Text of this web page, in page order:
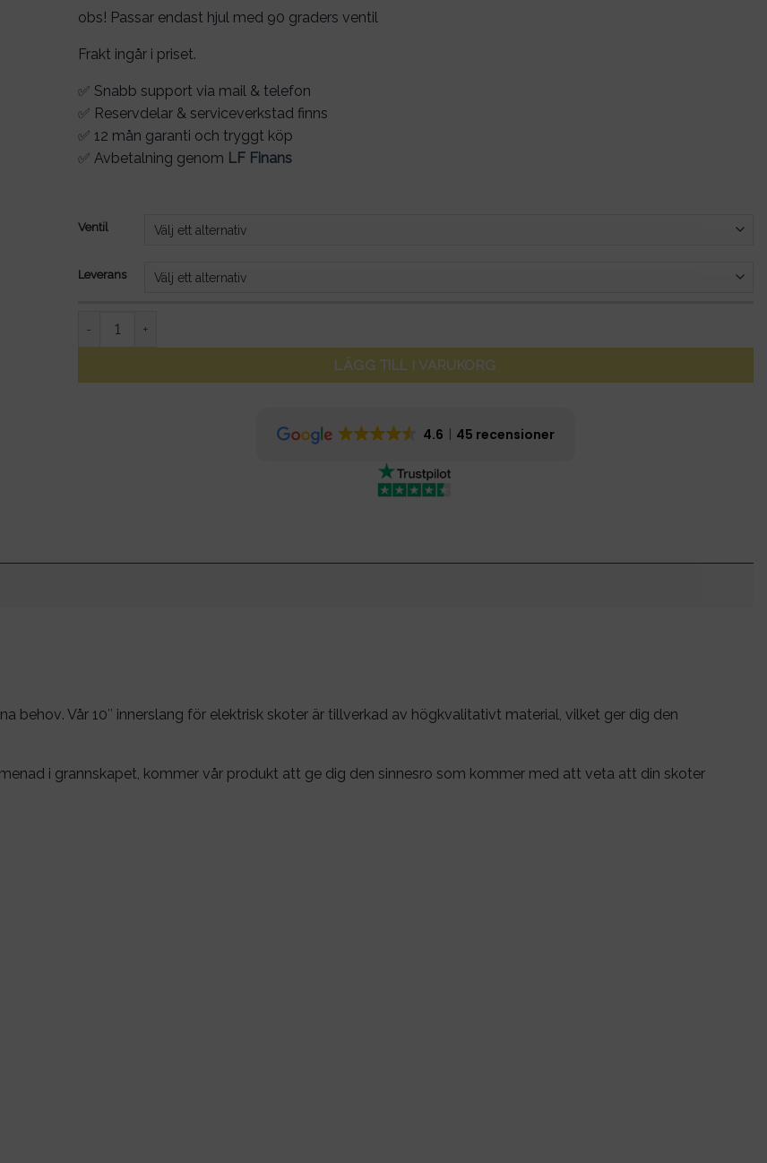
obs! Passar endast hjul med 90 graders ventil
Frakt ingår i priset.
✅ Snabb support via mail & telefon
✅ Reservdelar & serviceverkstad finns
✅ 12 mån garanti och tryggt köp
✅ Avbetalning genom LF Finans
Ventil
Leverans
Innerslang 10x2,5 tum till elscooter mängd
LÄGG TILL I VARUKORG
4.6 45 recensioner
behov. Vår 10″ innerslang för elektrisk skoter är tillverkad av högkvalitativt material, vilket ger dig den
i grannskapet, kommer vår produkt att ge dig den sinnesro som kommer med att veta att din skoter